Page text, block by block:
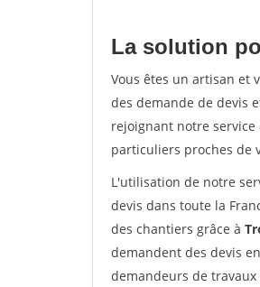
La solution
Vous êtes un artisan et
des demande de devis
rejoignant notre service
particuliers proches de
L'utilisation de notre
devis dans toute la
des chantiers grâce à
demandent des devis
demandeurs de